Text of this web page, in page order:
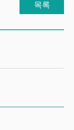
목록